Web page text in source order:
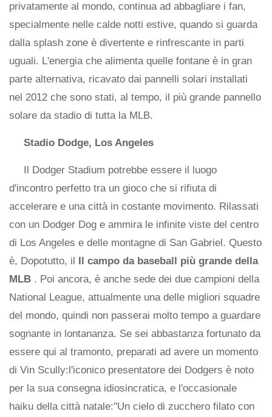
privatamente al mondo, continua ad abbagliare i fan,
specialmente nelle calde notti estive, quando si guarda
dalla splash zone è divertente e rinfrescante in parti
uguali. L'energia che alimenta quelle fontane è in gran
parte alternativa, ricavato dai pannelli solari installati
nel 2012 che sono stati, al tempo, il più grande pannello
solare da stadio di tutta la MLB.
Stadio Dodge, Los Angeles
Il Dodger Stadium potrebbe essere il luogo
d'incontro perfetto tra un gioco che si rifiuta di
accelerare e una città in costante movimento. Rilassati
con un Dodger Dog e ammira le infinite viste del centro
di Los Angeles e delle montagne di San Gabriel. Questo
è, Dopotutto, il Il campo da baseball più grande della
MLB . Poi ancora, è anche sede dei due campioni della
National League, attualmente una delle migliori squadre
del mondo, quindi non passerai molto tempo a guardare
sognante in lontananza. Se sei abbastanza fortunato da
essere qui al tramonto, preparati ad avere un momento
di Vin Scully:l'iconico presentatore dei Dodgers è noto
per la sua consegna idiosincratica, e l'occasionale
haiku della città natale:"Un cielo di zucchero filato con